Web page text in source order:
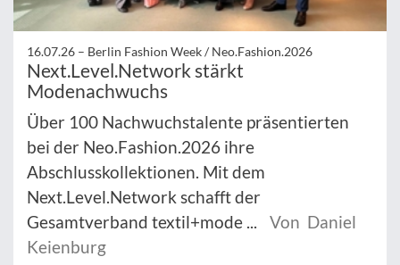
16.07.26 – Berlin Fashion Week / Neo.Fashion.2026
Next.Level.Network stärkt
Modenachwuchs
Über 100 Nachwuchstalente präsentierten
bei der Neo.Fashion.2026 ihre
Abschlusskollektionen. Mit dem
Next.Level.Network schafft der
Gesamtverband textil+mode ...
Von Daniel
Keienburg